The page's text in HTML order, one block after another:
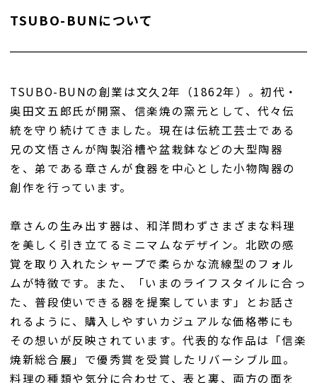
TSUBO-BUNについて
TSUBO-BUNの創業は文久2年（1862年）。初代・
奥田文五郎氏が開窯、信楽焼の窯元として、代々伝
統を守り続けてきました。現在は伝統工芸士である
兄の文悟さんが陶製浴槽や盆栽鉢などの大型陶器
を、弟である章さんが食器を中心とした小物陶器の
創作を行っています。
章さんの生み出す器は、和洋問わずさまざまな料理
を美しく引き立てるミニマムなデザイン。北欧の感
覚を取り入れたシャープで柔らかな流線型のフォル
ムが特徴です。また、「いまのライフスタイルに合っ
た、普段使いできる器を提案しています」とお話さ
れるように、購入しやすいカジュアルな価格帯にも
その想いが反映されています。代表的な作品は「信楽
焼新総合展」で優秀賞を受賞したリバーシブル皿。
料理の種類や気分に合わせて、表と裏、両方の面を